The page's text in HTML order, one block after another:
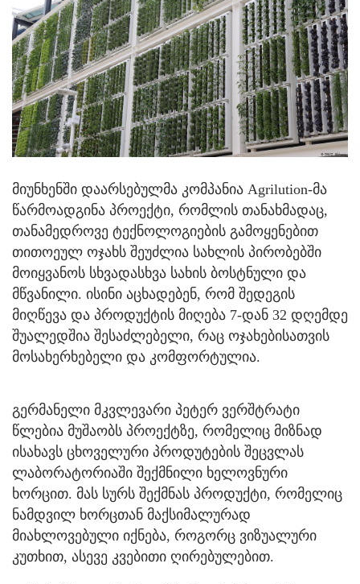
მიუნხენში დაარსებულმა კომპანია Agrilution-მა
წარმოადგინა პროექტი, რომლის თანახმადაც,
თანამედროვე ტექნოლოგიების გამოყენებით
თითოეულ ოჯახს შეუძლია სახლის პირობებში
მოიყვანოს სხვადასხვა სახის ბოსტნული და
მწვანილი. ისინი აცხადებენ, რომ შედეგის
მიღწევა და პროდუქტის მიღება 7-დან 32 დღემდე
შუალედშია შესაძლებელი, რაც ოჯახებისათვის
მოსახერხებელი და კომფორტულია.
გერმანელი მკვლევარი პეტერ ვერშტრატი
წლებია მუშაობს პროექტზე, რომელიც მიზნად
ისახავს ცხოველური პროდუტების შეცვლას
ლაბორატორიაში შექმნილი ხელოვნური
ხორცით. მას სურს შექმნას პროდუქტი, რომელიც
ნამდვილ ხორცთან მაქსიმალურად
მიახლოვებული იქნება, როგორც ვიზუალური
კუთხით, ასევე კვებითი ღირებულებით.